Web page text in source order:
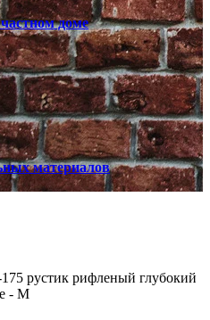
доме
материалов
рустик рифленый глубокий
- М